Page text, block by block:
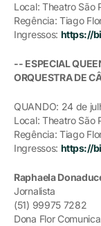
Local: Theatro São
Regência: Tiago
Ingressos: https://
-- ESPECIAL
ORQUESTRA DE
QUANDO: 24 de
Local: Theatro São
Regência: Tiago
Ingressos: https://
Raphaela
Jornalista
(51) 99975 7282
Dona Flor